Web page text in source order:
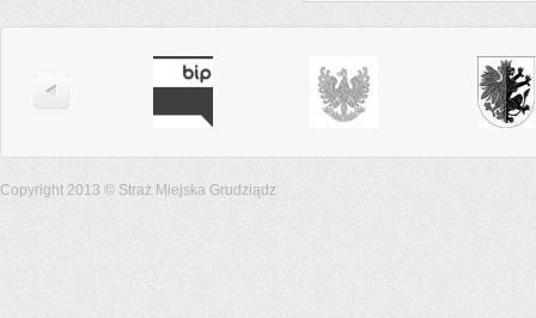
Copyright 2013 © Straż Miejska Grudziądz